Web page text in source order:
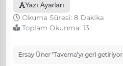
Yazı Ayarları
Okuma Süresi: 8 Dakika
Toplam Okunma: 13
Ersay Üner ‘Taverna’yı geri getiriyor